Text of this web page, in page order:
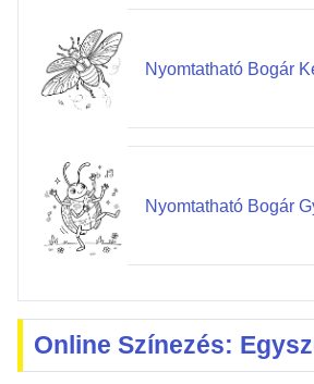
Nyomtatható Bogár
Nyomtatható Bogár
Online Színezés: